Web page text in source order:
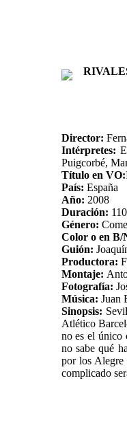
Director:
Intérpretes:
Puigcorbé,
Título en VO:
País: España
Año: 2008
Duración:
Género:
Color o en B/
Guión:
Productora:
Montaje:
Fotografía:
Música: Juan
Sinopsis:
Atlético
no es el único
no sabe qué
por los Alegre
complicado